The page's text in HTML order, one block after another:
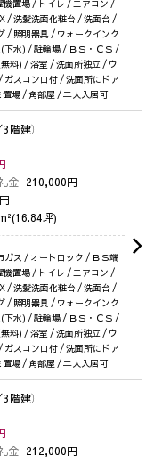
置場 / トイレ / エアコン /
/ 洗髪洗面化粧台 / 洗面台 /
/ 照明器具 / ウォークインク
下水) / 駐輪場 / ＢＳ・ＣＳ /
料) / 浴室 / 洗面所独立 / ウ
スコンロ付 / 洗面所にドア
場 / 角部屋 / 二人入居可
3階建）
金 210,000円
坪)
ガス / オートロック / ＢＳ端
置場 / トイレ / エアコン /
/ 洗髪洗面化粧台 / 洗面台 /
/ 照明器具 / ウォークインク
下水) / 駐輪場 / ＢＳ・ＣＳ /
料) / 浴室 / 洗面所独立 / ウ
スコンロ付 / 洗面所にドア
場 / 角部屋 / 二人入居可
3階建）
金 212,000円